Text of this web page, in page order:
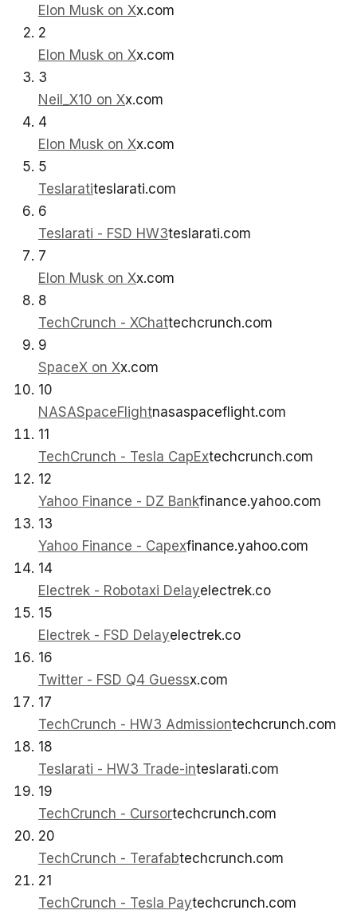
Elon Musk on Xx.com
2
Elon Musk on Xx.com
3
Neil_X10 on Xx.com
4
Elon Musk on Xx.com
5
Teslaratiteslarati.com
6
Teslarati - FSD HW3teslarati.com
7
Elon Musk on Xx.com
8
TechCrunch - XChattechcrunch.com
9
SpaceX on Xx.com
10
NASASpaceFlightnasaspaceflight.com
11
TechCrunch - Tesla CapExtechcrunch.com
12
Yahoo Finance - DZ Bankfinance.yahoo.com
13
Yahoo Finance - Capexfinance.yahoo.com
14
Electrek - Robotaxi Delayelectrek.co
15
Electrek - FSD Delayelectrek.co
16
Twitter - FSD Q4 Guessx.com
17
TechCrunch - HW3 Admissiontechcrunch.com
18
Teslarati - HW3 Trade-inteslarati.com
19
TechCrunch - Cursortechcrunch.com
20
TechCrunch - Terafabtechcrunch.com
21
TechCrunch - Tesla Paytechcrunch.com